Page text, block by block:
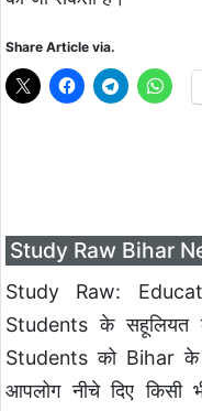
Share Article via.
Study Raw Bihar
Study Raw:
Students के सहूलियत
Students को Bihar
आपलोग नीचे दिए